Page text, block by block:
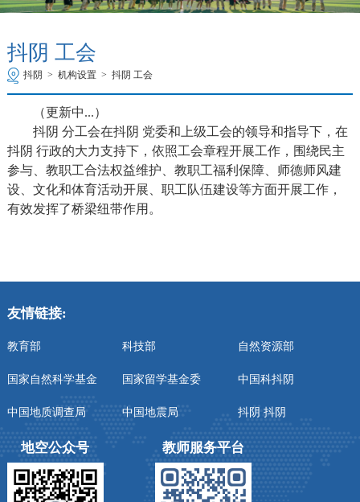
抖阴 工会
抖阴 > 机构设置 > 抖阴 工会
（更新中...）
抖阴 分工会在抖阴 党委和上级工会的领导和指导下，在
抖阴 行政的大力支持下，依照工会章程开展工作，围绕民主
参与、教职工合法权益维护、教职工福利保障、师德师风建
设、文化和体育活动开展、职工队伍建设等方面开展工作，
有效发挥了桥梁纽带作用。
友情链接:
教育部 科技部 自然资源部
国家自然科学基金 国家留学基金委 中国科抖阴
中国地质调查局 中国地震局 抖阴 抖阴
地空公众号 教师服务平台